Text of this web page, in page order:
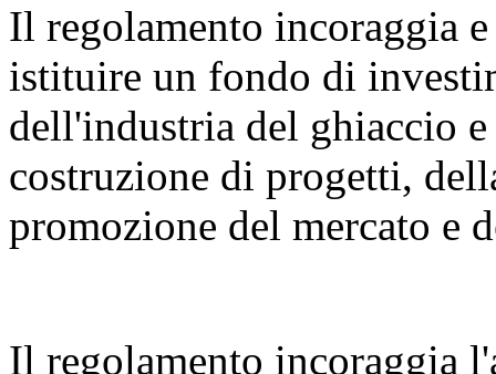
Il regolamento incoraggia
istituire un fondo di
dell'industria del ghiaccio
costruzione di progetti,
promozione del mercato e
Il regolamento incoraggia